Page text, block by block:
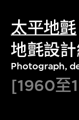
太平地氈
地氈設
Photograph,
[1960至